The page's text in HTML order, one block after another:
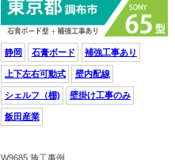
静岡 石膏ボード 補強工事あり
上下左右可動式 壁内配線
シェルフ（棚) 壁掛け工事のみ
飯田産業
W9685 施工事例